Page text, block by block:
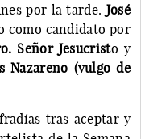
por la tarde. José
como candidato por
Señor Jesucristo y
Nazareno (vulgo de
tras aceptar y